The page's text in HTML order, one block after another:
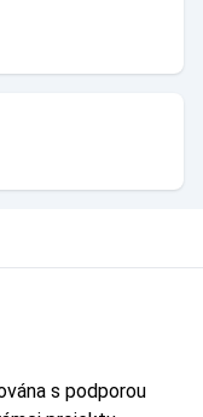
s podporou